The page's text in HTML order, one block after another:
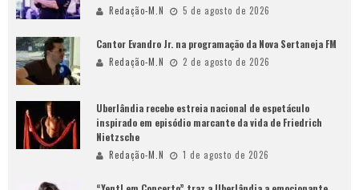
Redação-M.N 5 de agosto de 2026
Cantor Evandro Jr. na programação da Nova Sertaneja FM
Redação-M.N 2 de agosto de 2026
Uberlândia recebe estreia nacional de espetáculo
inspirado em episódio marcante da vida de Friedrich
Nietzsche
Redação-M.N 1 de agosto de 2026